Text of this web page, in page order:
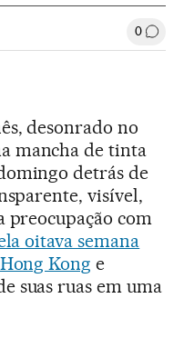
0
desonrado no
mancha de tinta
detrás de
visível,
preocupação com
oitava semana
Hong Kong e
suas ruas em uma